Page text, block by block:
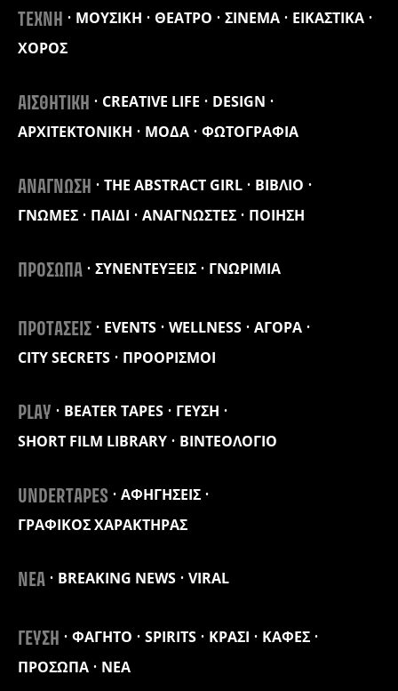
ΤΕΧΝΗ ΜΟΥΣΙΚΗ ΘΕΑΤΡΟ ΣΙΝΕΜΑ
ΕΙΚΑΣΤΙΚΑ
ΧΟΡΟΣ
ΑΙΣΘΗΤΙΚΗ CREATIVE LIFE
DESIGN
ΑΡΧΙΤΕΚΤΟΝΙΚΗ
ΜΟΔΑ ΦΩΤΟΓΡΑΦΙΑ
ΑΝΑΓΝΩΣΗ THE ABSTRACT GIRL
ΒΙΒΛΙΟ
ΓΝΩΜΕΣ
ΠΑΙΔΙ ΑΝΑΓΝΩΣΤΕΣ ΠΟΙΗΣΗ
ΠΡΟΣΩΠΑ ΣΥΝΕΝΤΕΥΞΕΙΣ ΓΝΩΡΙΜΙΑ
ΠΡΟΤΑΣΕΙΣ EVENTS WELLNESS
ΑΓΟΡΑ
CITY SECRETS
ΠΡΟΟΡΙΣΜΟΙ
PLAY BEATER TAPES
ΓΕΥΣΗ
SHORT FILM LIBRARY
ΒΙΝΤΕΟΛΟΓΙΟ
UNDERTAPES
ΑΦΗΓΗΣΕΙΣ
ΓΡΑΦΙΚΟΣ ΧΑΡΑΚΤΗΡΑΣ
ΝΕΑ BREAKING NEWS VIRAL
ΓΕΥΣΗ ΦΑΓΗΤΟ SPIRITS ΚΡΑΣΙ
ΚΑΦΕΣ
ΠΡΟΣΩΠΑ
ΝΕΑ